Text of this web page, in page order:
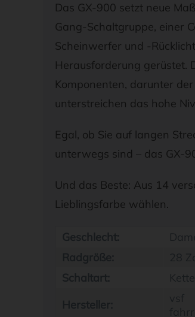
Das GX-900 setzt neue
Gang-Schaltgruppe, einer
Scheinwerfer und -
Herausforderung gerüstet.
Komponenten, darunter
unterstreichen das hohe
Egal, ob Sie auf langen
unterwegs sind – das GX-
Und das Beste: Aus 14
Lieblingsfarbe wählen.
Geschlecht:
Schaltart: